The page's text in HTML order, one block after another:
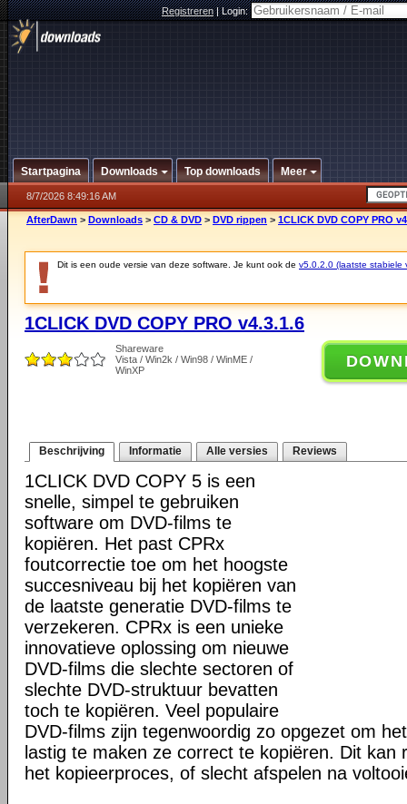
Registreren|Login:
Startpagina Downloads Top downloads Meer
8/7/2026 8:49:16 AM
AfterDawn > Downloads > CD & DVD > DVD rippen > 1CLICK DVD COPY PRO
Dit is een oude versie van deze software. Je kunt ook de v5.0.2.0 (laatste stabiele
1CLICK DVD COPY PRO v4.3.1.6
Shareware
Vista / Win2k / Win98 / WinME /
WinXP
Beschrijving Informatie Alle versies Reviews
1CLICK DVD COPY 5 is een
snelle, simpel te gebruiken
software om DVD-films te
kopiëren. Het past CPRx
foutcorrectie toe om het hoogste
succesniveau bij het kopiëren van
de laatste generatie DVD-films te
verzekeren. CPRx is een unieke
innovatieve oplossing om nieuwe
DVD-films die slechte sectoren of
slechte DVD-struktuur bevatten
toch te kopiëren. Veel populaire
DVD-films zijn tegenwoordig zo opgezet om
lastig te maken ze correct te kopiëren. Dit kan
het kopieerproces, of slecht afspelen na